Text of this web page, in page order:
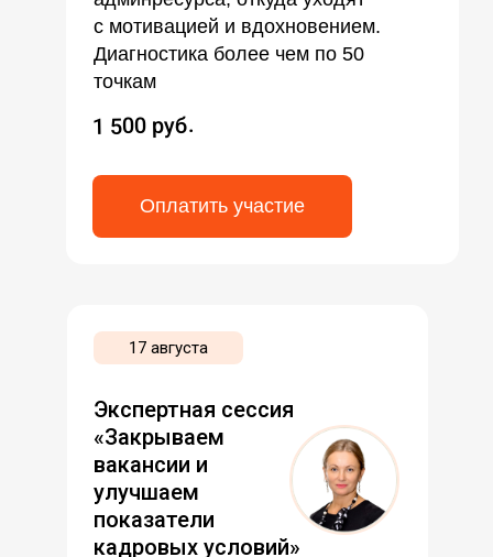
Экспертная сессия
«Закрываем
вакансии и
улучшаем
показатели
кадровых условий»
17 августа
Оплатить участие
1 500 руб.
с мотивацией и вдохновением.
Диагностика более чем по 50
точкам